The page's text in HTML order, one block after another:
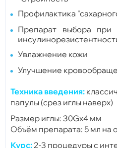
Профилактика
Препарат выбора при
Увлажнение кожи
Улучшение
Техника введения:
папулы (срез иглы наверх)
Размер иглы: 30Gx4 мм
Объём препарата: 5 мл на
Курс: 2-3 процедуры с